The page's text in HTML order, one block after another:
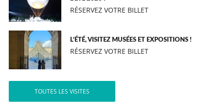
RÉSERVEZ VOTRE BILLET
L’ÉTÉ, VISITEZ MUSÉES ET EXPOSITIONS !
RÉSERVEZ VOTRE BILLET
TOUTES LES VISITES